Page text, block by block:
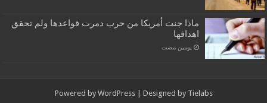
ماذا جنت أمريكا من حرب دمرت قواعدها ولم تحقق
اهدافها
‏يومين مضت
Powered by WordPress| Designed by Tielabs